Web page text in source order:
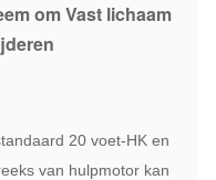
om Vast lichaam
20 voet-HK en
van hulpmotor kan